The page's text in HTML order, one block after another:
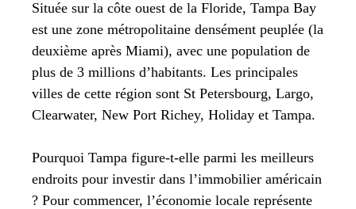
Située sur la côte ouest de la Floride, Tampa Bay
est une zone métropolitaine densément peuplée (la
deuxième après Miami), avec une population de
plus de 3 millions d’habitants. Les principales
villes de cette région sont St Petersbourg, Largo,
Clearwater, New Port Richey, Holiday et Tampa.
Pourquoi Tampa figure-t-elle parmi les meilleurs
endroits pour investir dans l’immobilier américain
? Pour commencer, l’économie locale représente